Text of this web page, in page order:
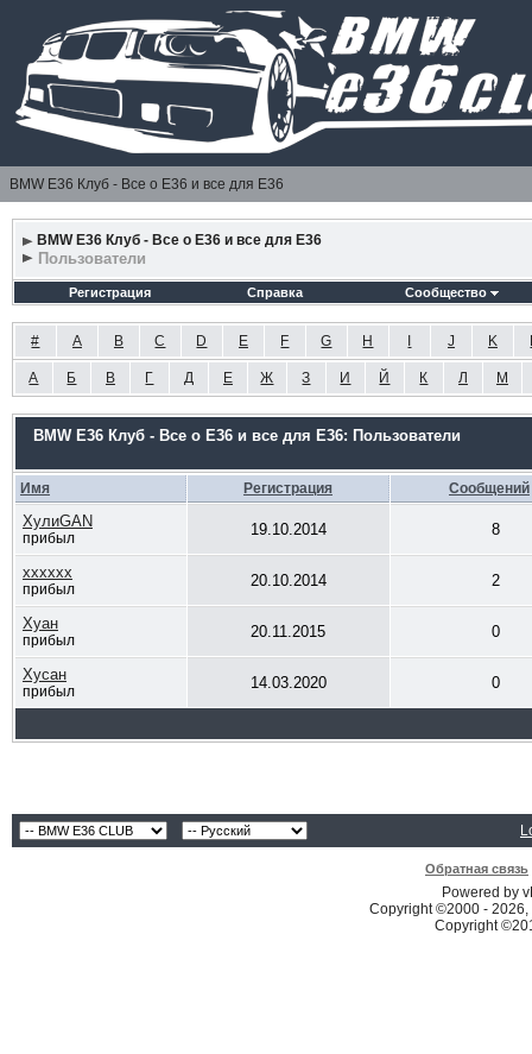
BMW E36 Клуб - Все о Е36 и все для Е36
BMW E36 Клуб - Все о Е36 и все для Е36
Пользователи
Регистрация Справка Сообщество
# A B C D E F G H J K
А Б В Г Д Е Ж З И Й К Л М
BMW E36 Клуб - Все о Е36 и все для Е36: Пользователи
Имя Регистрация Сообщений
ХулиGAN
прибыл 19.10.2014 8
хххххх
прибыл 20.10.2014 2
Хуан
прибыл 20.11.2015 0
Хусан
прибыл 14.03.2020 0
Обратная связь
Powered by
Copyright ©2000 -
Copyright